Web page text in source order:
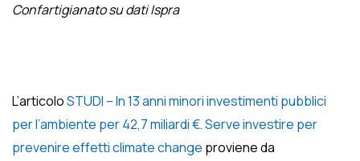
Confartigianato su dati Ispra
L’articoloSTUDI – In 13 anni minori investimenti pubblici
per l’ambiente per 42,7 miliardi €. Serve investire per
prevenire effetti climate change proviene da